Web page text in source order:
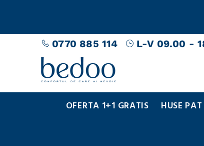
0770 885 114 L-V 09.00 -
OFERTA 1+1 GRATIS HUSE